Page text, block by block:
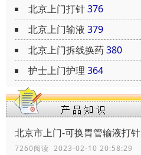
北京上门打针376
北京上门输液 379
北京上门拆线换药380
护士上门护理 364
北京市上门-可换胃管输液打针
7260阅读 2023-02-10 20:58:29